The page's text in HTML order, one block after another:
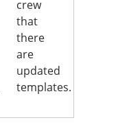
crew
that
there
are
updated
templates.